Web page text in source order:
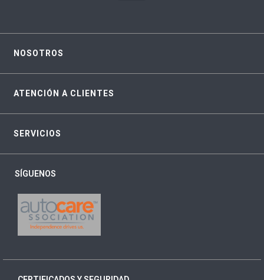
NOSOTROS
ATENCIÓN A CLIENTES
SERVICIOS
SÍGUENOS